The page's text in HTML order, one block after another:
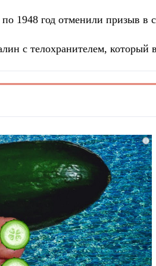
1948 год отменили призыв в
с телохранителем, который
i